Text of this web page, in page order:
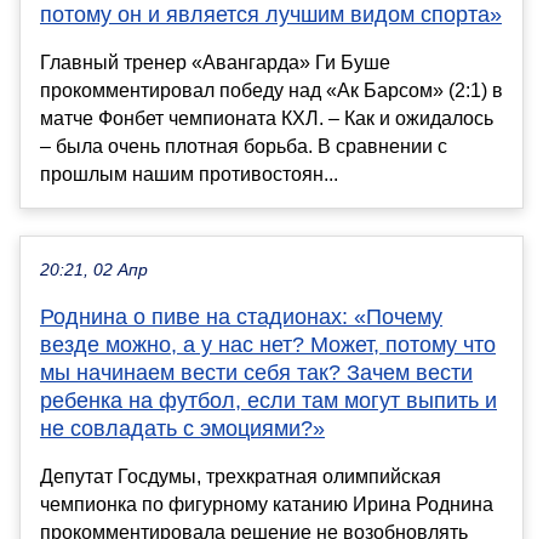
потому он и является лучшим видом спорта»
Главный тренер «Авангарда» Ги Буше
прокомментировал победу над «Ак Барсом» (2:1) в
матче Фонбет чемпионата КХЛ. – Как и ожидалось
– была очень плотная борьба. В сравнении с
прошлым нашим противостоян...
20:21, 02 Апр
Роднина о пиве на стадионах: «Почему
везде можно, а у нас нет? Может, потому что
мы начинаем вести себя так? Зачем вести
ребенка на футбол, если там могут выпить и
не совладать с эмоциями?»
Депутат Госдумы, трехкратная олимпийская
чемпионка по фигурному катанию Ирина Роднина
прокомментировала решение не возобновлять